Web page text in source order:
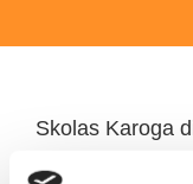
Skolas Karoga